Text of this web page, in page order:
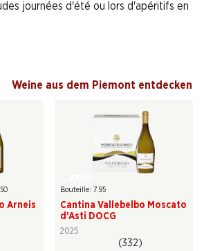
journées d'été ou lors d'apéritifs en
Weine aus dem Piemont entdecken
Arneis
Bouteille: 7.95
Cantina Vallebelbo Moscato
d’Asti DOCG
2025
(332)